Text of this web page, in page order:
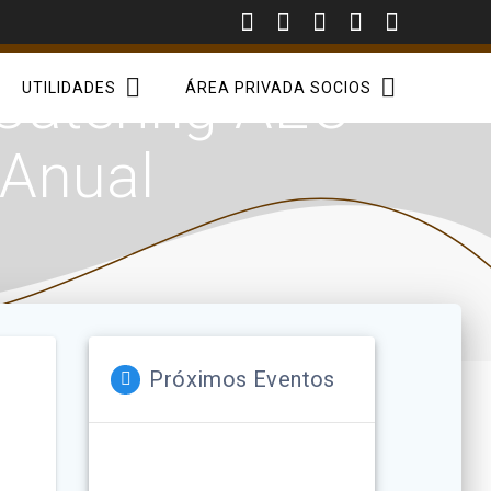
UTILIDADES ÁREA PRIVADA SOCIOS
AEC
Próximos Eventos